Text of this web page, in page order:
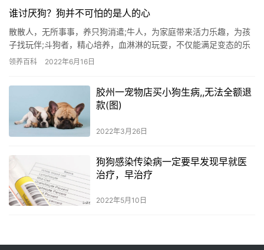
谁讨厌狗？狗并不可怕的是人的心
散散人，无所事事，养只狗消遣;牛人，为家庭带来活力乐趣，为孩
子找玩伴;斗狗者，精心培养，血淋淋的玩耍，不仅能满足变态的乐
趣，还能与狗狗交朋友;遛狗者身体不好，每天由狗领导进行强制锻
下虐待狗，残忍暴虐的狗屠杀者都是拍视频的人吗?养狗是不道德的
吗?为什么有些人会牵着他们的狗?如果一个人恨狗，我只能说我是
人，不是野兽。
领养百科 2022年6月16日
胶州一宠物店买小狗生病,,无法全额退
款(图)
2022年3月26日
狗狗感染传染病一定要早发现早就医
治疗，早治疗
2022年5月10日